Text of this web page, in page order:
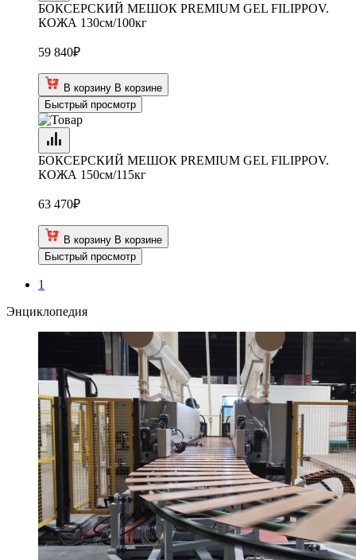
БОКСЕРСКИЙ МЕШОК PREMIUM GEL FILIPPOV.
КОЖА 130см/100кг
59 840₽
В корзину В корзине
Быстрый просмотр
БОКСЕРСКИЙ МЕШОК PREMIUM GEL FILIPPOV.
КОЖА 150см/115кг
63 470₽
В корзину В корзине
Быстрый просмотр
1
Энциклопедия